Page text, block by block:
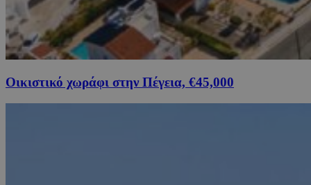
Οικιστικό χωράφι στην Πέγεια, €45,000